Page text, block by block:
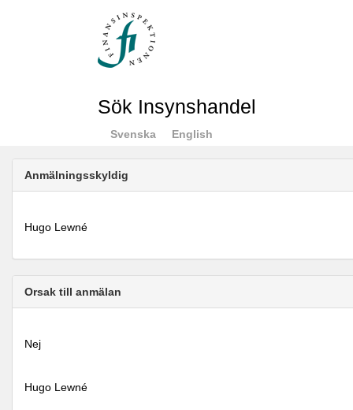
Sök Insynshandel
Svenska English
Anmälningsskyldig
Hugo Lewné
Orsak till anmälan
Nej
Hugo Lewné